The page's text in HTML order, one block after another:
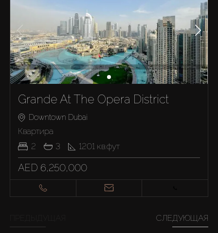
Grande At The Opera District
Downtown Dubai
Квартира
2
3 1201 кв.фут
AED 6,250,000
СЛЕДУЮЩАЯ